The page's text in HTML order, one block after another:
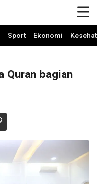
Sport Ekonomi
Quran bagian